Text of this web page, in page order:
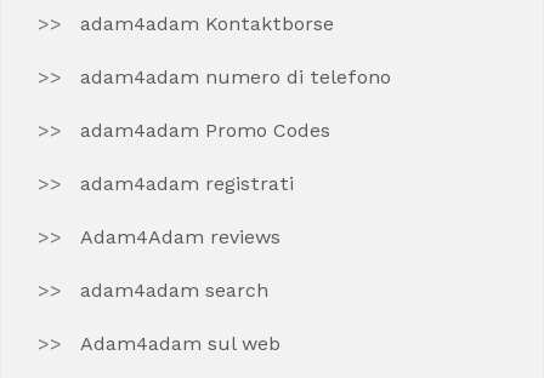
adam4adam Kontaktborse
adam4adam numero di telefono
adam4adam Promo Codes
adam4adam registrati
Adam4Adam reviews
adam4adam search
Adam4adam sul web